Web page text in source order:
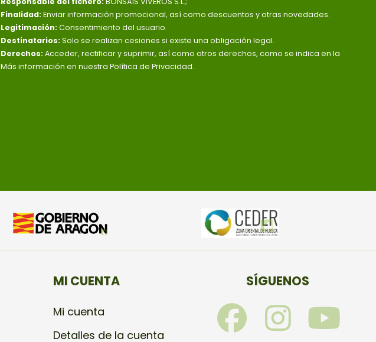
Finalidad: Enviar información promocional, así como descuentos y otras novedades.
Legitimación: Consentimiento del usuario.
Destinatarios: Solo se realizan cesiones si existe una obligación legal.
Derechos: Acceder, rectificar y suprimir, así como otros derechos, como se indica en la
Más información en nuestra Política de Privacidad.
MI CUENTA
Mi cuenta
Detalles de la cuenta
SÍGUENOS
F I Y